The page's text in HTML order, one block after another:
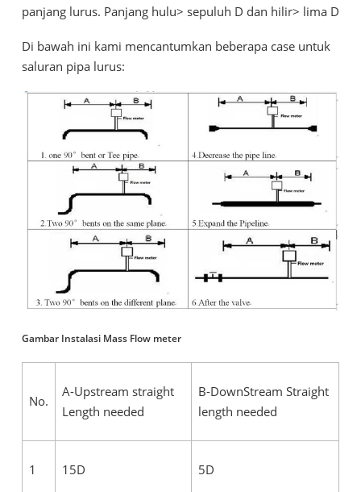
panjang lurus. Panjang hulu> sepuluh D dan hilir> lima D
Di bawah ini kami mencantumkan beberapa case untuk
saluran pipa lurus:
Gambar Instalasi Mass Flow meter
No.
A-Upstream straight
Length needed
B-DownStream Straight
length needed
1 15D 5D